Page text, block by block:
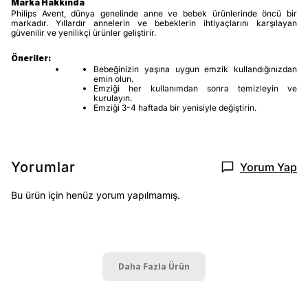
Marka Hakkında
Philips Avent, dünya genelinde anne ve bebek ürünlerinde öncü bir
markadır. Yıllardır annelerin ve bebeklerin ihtiyaçlarını karşılayan
güvenilir ve yenilikçi ürünler geliştirir.
Öneriler:
Bebeğinizin yaşına uygun emzik kullandığınızdan
emin olun.
Emziği her kullanımdan sonra temizleyin ve
kurulayın.
Emziği 3-4 haftada bir yenisiyle değiştirin.
Yorumlar Yorum Yap
Bu ürün için henüz yorum yapılmamış.
Daha Fazla Ürün